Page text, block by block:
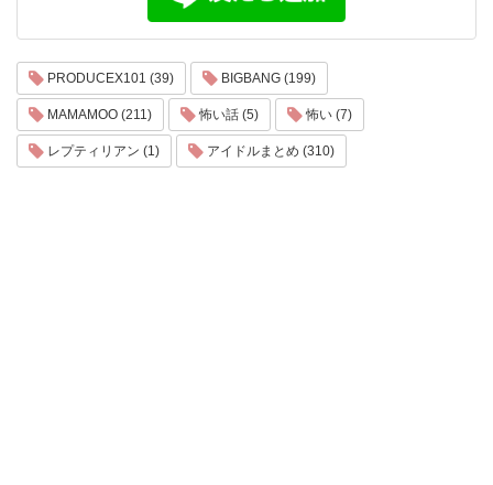
PRODUCEX101 (39) BIGBANG (199)
MAMAMOO (211) 怖い話 (5) 怖い (7)
レプティリアン (1) アイドルまとめ (310)